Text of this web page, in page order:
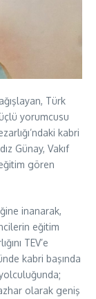
Türk
yorumcusu
kabri
Günay, Vakıf
gören
inanarak,
eğitim
TEV’e
kabri başında
olarak geniş